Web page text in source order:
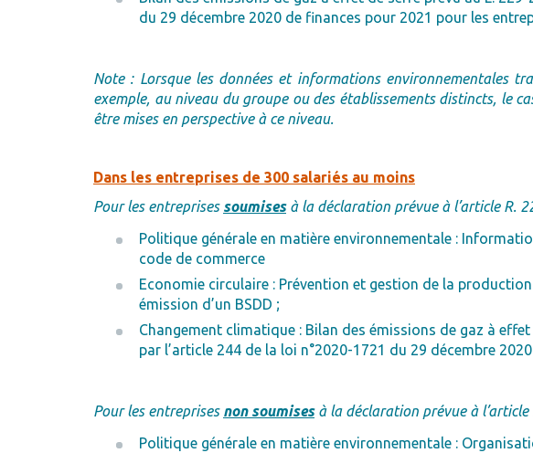
du 29 décembre 2020 de finances pour 2021 pour les
Note : Lorsque les données et informations environnementales
exemple, au niveau du groupe ou des établissements distincts, le
être mises en perspective à ce niveau.
Dans les entreprises de 300 salariés au moins
Pour les entreprises soumisesà la déclaration prévue à l’article R.
Politique générale en matière environnementale :
code de commerce
Economie circulaire : Prévention et gestion de la
émission d’un BSDD ;
Changement climatique : Bilan des émissions de gaz à
par l’article 244 de la loi n°2020-1721 du 29 décembre
Pour les entreprises non soumisesà la déclaration prévue à l’article
Politique générale en matière environnementale :